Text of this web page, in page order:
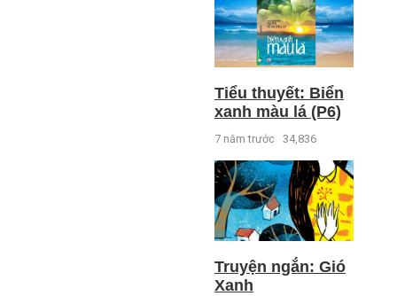
Tiểu thuyết: Biển
xanh màu lá (P6)
7 năm trước 34,836
Truyện ngắn: Gió
Xanh